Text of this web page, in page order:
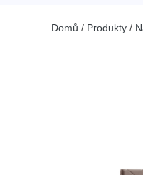
Domů / Produkty /